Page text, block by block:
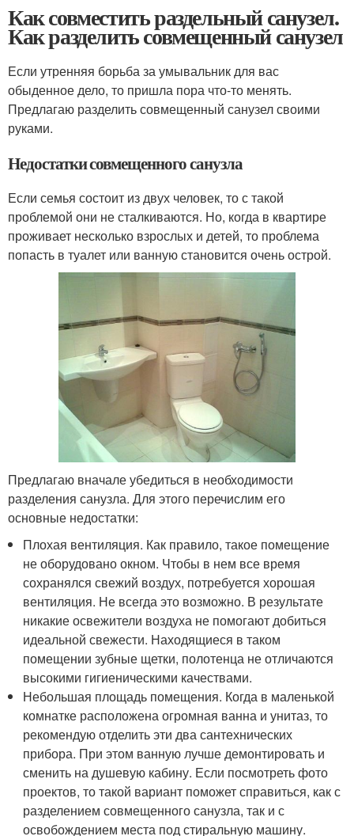
Как совместить раздельный санузел.
Как разделить совмещенный санузел
Если утренняя борьба за умывальник для вас
обыденное дело, то пришла пора что-то менять.
Предлагаю разделить совмещенный санузел своими
руками.
Недостатки совмещенного санузла
Если семья состоит из двух человек, то с такой
проблемой они не сталкиваются. Но, когда в квартире
проживает несколько взрослых и детей, то проблема
попасть в туалет или ванную становится очень острой.
Предлагаю вначале убедиться в необходимости
разделения санузла. Для этого перечислим его
основные недостатки:
Плохая вентиляция. Как правило, такое помещение
не оборудовано окном. Чтобы в нем все время
сохранялся свежий воздух, потребуется хорошая
вентиляция. Не всегда это возможно. В результате
никакие освежители воздуха не помогают добиться
идеальной свежести. Находящиеся в таком
помещении зубные щетки, полотенца не отличаются
высокими гигиеническими качествами.
Небольшая площадь помещения. Когда в маленькой
комнатке расположена огромная ванна и унитаз, то
рекомендую отделить эти два сантехнических
прибора. При этом ванную лучше демонтировать и
сменить на душевую кабину. Если посмотреть фото
проектов, то такой вариант поможет справиться, как с
разделением совмещенного санузла, так и с
освобождением места под стиральную машину.